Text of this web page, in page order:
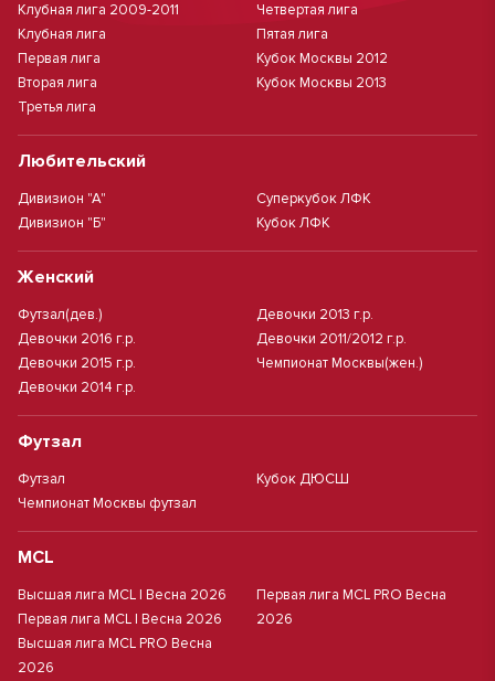
Клубная лига 2009-2011
Клубная лига
Первая лига
Вторая лига
Третья лига
Четвертая лига
Пятая лига
Кубок Москвы 2012
Кубок Москвы 2013
Любительский
Дивизион "А"
Дивизион "Б"
Суперкубок ЛФК
Кубок ЛФК
Женский
Футзал(дев.)
Девочки 2016 г.р.
Девочки 2015 г.р.
Девочки 2014 г.р.
Девочки 2013 г.р.
Девочки 2011/2012 г.р.
Чемпионат Москвы(жен.)
Футзал
Футзал
Чемпионат Москвы футзал
Кубок ДЮСШ
MCL
Высшая лига MCL | Весна 2026
Первая лига MCL | Весна 2026
Высшая лига MCL PRO Весна
2026
Первая лига MCL PRO Весна
2026